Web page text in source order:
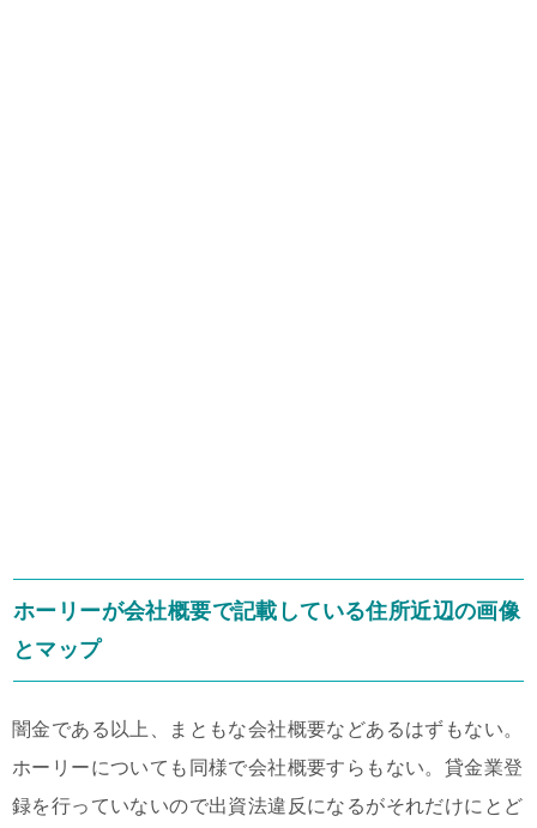
ホーリーが会社概要で記載している住所近辺の画像
とマップ
闇金である以上、まともな会社概要などあるはずもない。
ホーリーについても同様で会社概要すらもない。貸金業登
録を行っていないので出資法違反になるがそれだけにとど